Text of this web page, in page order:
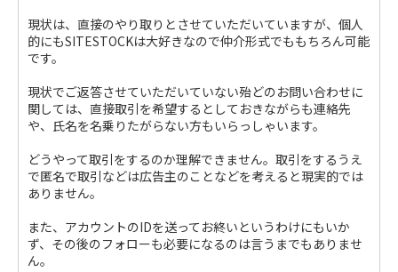
現状は、直接のやり取りとさせていただいていますが、個人
的にもSITESTOCKは大好きなので仲介形式でももちろん可能
です。
現状でご返答させていただいていない殆どのお問い合わせに
関しては、直接取引を希望するとしておきながらも連絡先
や、氏名を名乗りたがらない方もいらっしゃいます。
どうやって取引をするのか理解できません。取引をするうえ
で匿名で取引などは広告主のことなどを考えると現実的では
ありません。
また、アカウントのIDを送ってお終いというわけにもいか
ず、その後のフォローも必要になるのは言うまでもありませ
ん。